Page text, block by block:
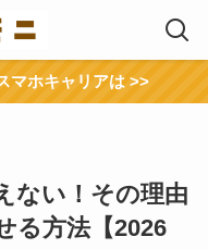
マホキャリアは >>
ない！その理由
る方法【2026